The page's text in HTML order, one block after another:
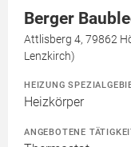
Berger
Attlisberg 4, 79862
Lenzkirch)
HEIZUNG
Heizkörper
ANGEBOTENE